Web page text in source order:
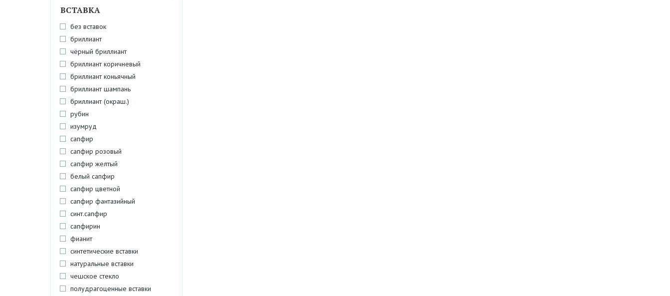
ВСТАВКА
без вставок
бриллиант
чёрный бриллиант
бриллиант коричневый
бриллиант коньячный
бриллиант шампань
бриллиант (окраш.)
рубин
изумруд
сапфир
сапфир розовый
сапфир желтый
белый сапфир
сапфир цветной
сапфир фантазийный
синт.сапфир
сапфирин
фианит
синтетические вставки
натуральные вставки
чешское стекло
полудрагоценные вставки